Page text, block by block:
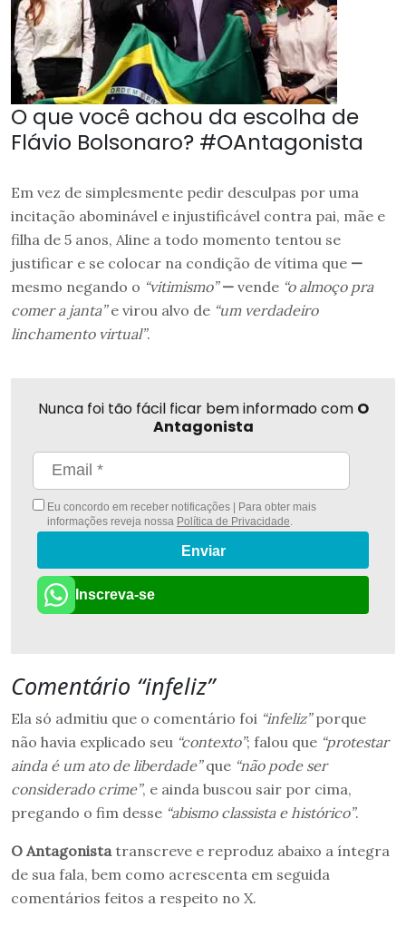
O que você achou da escolha de
Flávio Bolsonaro? #OAntagonista
Em vez de simplesmente pedir desculpas por uma
incitação abominável e injustificável contra pai, mãe e
filha de 5 anos, Aline a todo momento tentou se
justificar e se colocar na condição de vítima que —
mesmo negando o “vitimismo” — vende “o almoço pra
comer a janta”e virou alvo de “um verdadeiro
linchamento virtual”.
Nunca foi tão fácil ficar bem informado com O
Antagonista
Eu concordo em receber notificações | Para obter mais
informações reveja nossa Política de Privacidade
Enviar
Inscreva-se
Comentário “infeliz”
Ela só admitiu que o comentário foi “infeliz”porque
não havia explicado seu “contexto”; falou que “protestar
ainda é um ato de liberdade”que “não pode ser
considerado crime”, e ainda buscou sair por cima,
pregando o fim desse “abismo classista e histórico”.
O Antagonistatranscreve e reproduz abaixo a íntegra
de sua fala, bem como acrescenta em seguida
comentários feitos a respeito no X.